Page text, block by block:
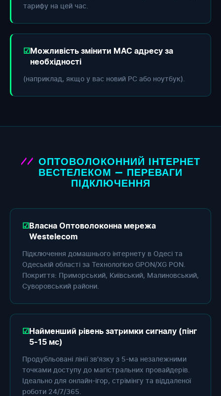
тарифу на цей час.
Можливість змінити МАС адресу за
необхідності
(наприклад, якщо у вас новий РС або ноутбук).
ОПТОВОЛОКОННИЙ ІНТЕРНЕТ
ВЕСТЕЛЕКОМ — ПЕРЕВАГИ
ПІДКЛЮЧЕННЯ
Власна Оптоволоконна мережа
Westelecom
Підключення домашнього інтернету в Одесі та
Одеській області за Технологією GPON/XG PON.
Покриття: Приморський, Київський, Малиновський,
Суворовський райони.
Найменший рівень затримки сигналу (пінг
5-15 мс)
Продубльовані лінії зв'язку з 5-ма незалежними
точками доступу до магістральних провайдерів.
Ідеально для онлайн-ігор, стрімінгу та віддаленої
роботи 24/7/365.